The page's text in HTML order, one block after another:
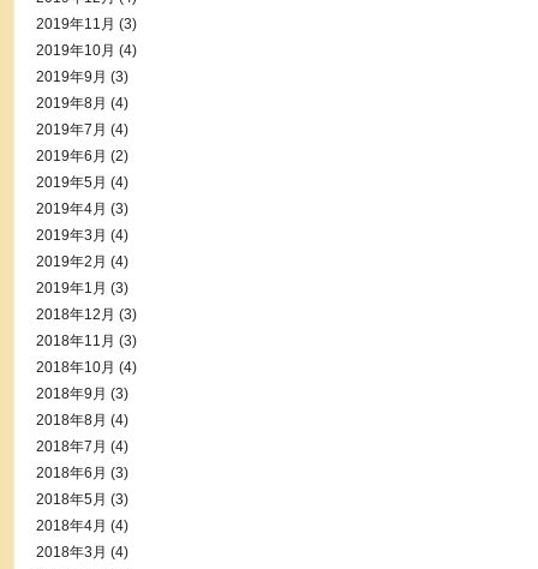
2019年11月 (3)
2019年10月 (4)
2019年9月 (3)
2019年8月 (4)
2019年7月 (4)
2019年6月 (2)
2019年5月 (4)
2019年4月 (3)
2019年3月 (4)
2019年2月 (4)
2019年1月 (3)
2018年12月 (3)
2018年11月 (3)
2018年10月 (4)
2018年9月 (3)
2018年8月 (4)
2018年7月 (4)
2018年6月 (3)
2018年5月 (3)
2018年4月 (4)
2018年3月 (4)